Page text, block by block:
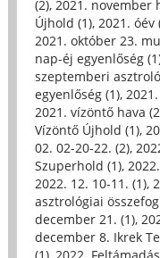
(2), 2021. november
Újhold (1), 2021. óév
2021. október 23.
nap-éj egyenlőség
szeptemberi
egyenlőség (1),
2021. vízöntő hava
Vízöntő Újhold (1),
02. 02-20-22. (2),
Szuperhold (1),
2022. 12. 10-11. (1),
asztrológiai
december 21. (1),
december 8. Ikrek